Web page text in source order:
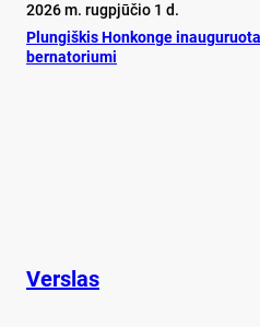
2026 m. rugpjūčio 1 d.
Plun­giš­kis Hon­kon­ge
ber­na­to­riu­mi
Verslas